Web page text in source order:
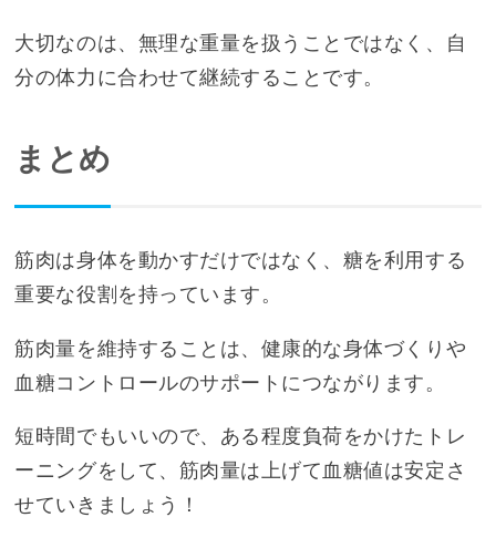
大切なのは、無理な重量を扱うことではなく、自
分の体力に合わせて継続することです。
まとめ
筋肉は身体を動かすだけではなく、糖を利用する
重要な役割を持っています。
筋肉量を維持することは、健康的な身体づくりや
血糖コントロールのサポートにつながります。
短時間でもいいので、ある程度負荷をかけたトレ
ーニングをして、筋肉量は上げて血糖値は安定さ
せていきましょう！